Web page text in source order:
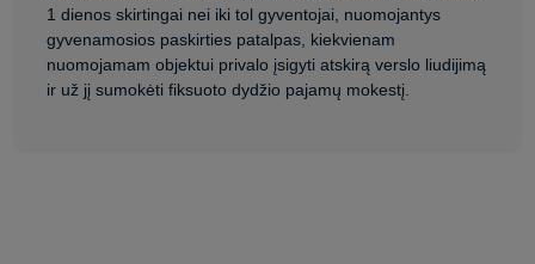
1 dienos skirtingai nei iki tol gyventojai, nuomojantys
gyvenamosios paskirties patalpas, kiekvienam
nuomojamam objektui privalo įsigyti atskirą verslo liudijimą
ir už jį sumokėti fiksuoto dydžio pajamų mokestį.